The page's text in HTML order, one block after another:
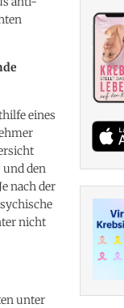
eines
und den
nach der
nicht
unter